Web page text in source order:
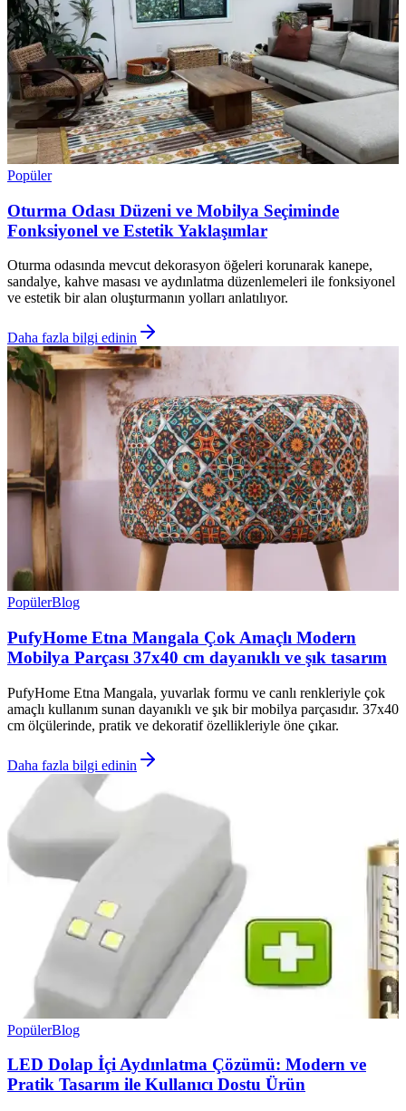
Popüler
Oturma Odası Düzeni ve Mobilya Seçiminde
Fonksiyonel ve Estetik Yaklaşımlar
Oturma odasında mevcut dekorasyon öğeleri korunarak kanepe,
sandalye, kahve masası ve aydınlatma düzenlemeleri ile fonksiyonel
ve estetik bir alan oluşturmanın yolları anlatılıyor.
Daha fazla bilgi edinin
PopülerBlog
PufyHome Etna Mangala Çok Amaçlı Modern
Mobilya Parçası 37x40 cm dayanıklı ve şık tasarım
PufyHome Etna Mangala, yuvarlak formu ve canlı renkleriyle çok
amaçlı kullanım sunan dayanıklı ve şık bir mobilya parçasıdır. 37x40
cm ölçülerinde, pratik ve dekoratif özellikleriyle öne çıkar.
Daha fazla bilgi edinin
PopülerBlog
LED Dolap İçi Aydınlatma Çözümü: Modern ve
Pratik Tasarım ile Kullanıcı Dostu Ürün